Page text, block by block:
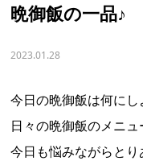
晩御飯の一品♪
2023.01.28
今日の晩御飯は何に
日々の晩御飯のメニ
今日も悩みながらと